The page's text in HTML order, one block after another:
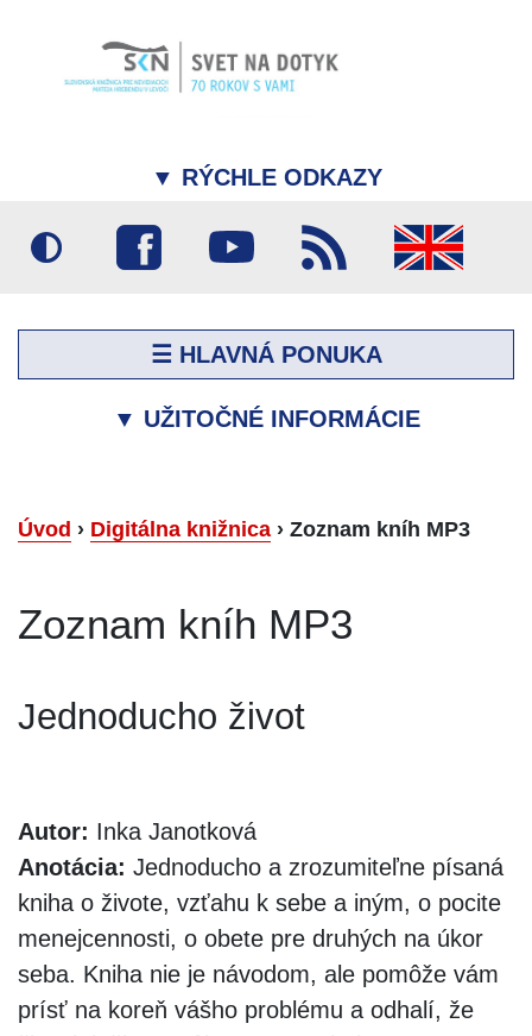
▼ RÝCHLE ODKAZY
☰ HLAVNÁ PONUKA
▼ UŽITOČNÉ INFORMÁCIE
Úvod › Digitálna knižnica › Zoznam kníh MP3
Zoznam kníh MP3
Jednoducho život
Autor: Inka Janotková
Anotácia: Jednoducho a zrozumiteľne písaná
kniha o živote, vzťahu k sebe a iným, o pocite
menejcennosti, o obete pre druhých na úkor
seba. Kniha nie je návodom, ale pomôže vám
prísť na koreň vášho problému a odhalí, že